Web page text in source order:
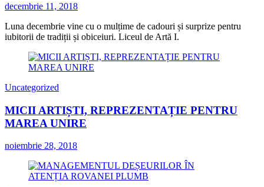
decembrie 11, 2018
Luna decembrie vine cu o mulțime de cadouri și surprize pentru
iubitorii de tradiții și obiceiuri. Liceul de Artă I.
Uncategorized
MICII ARTIȘTI, REPREZENTAȚIE PENTRU
MAREA UNIRE
noiembrie 28, 2018